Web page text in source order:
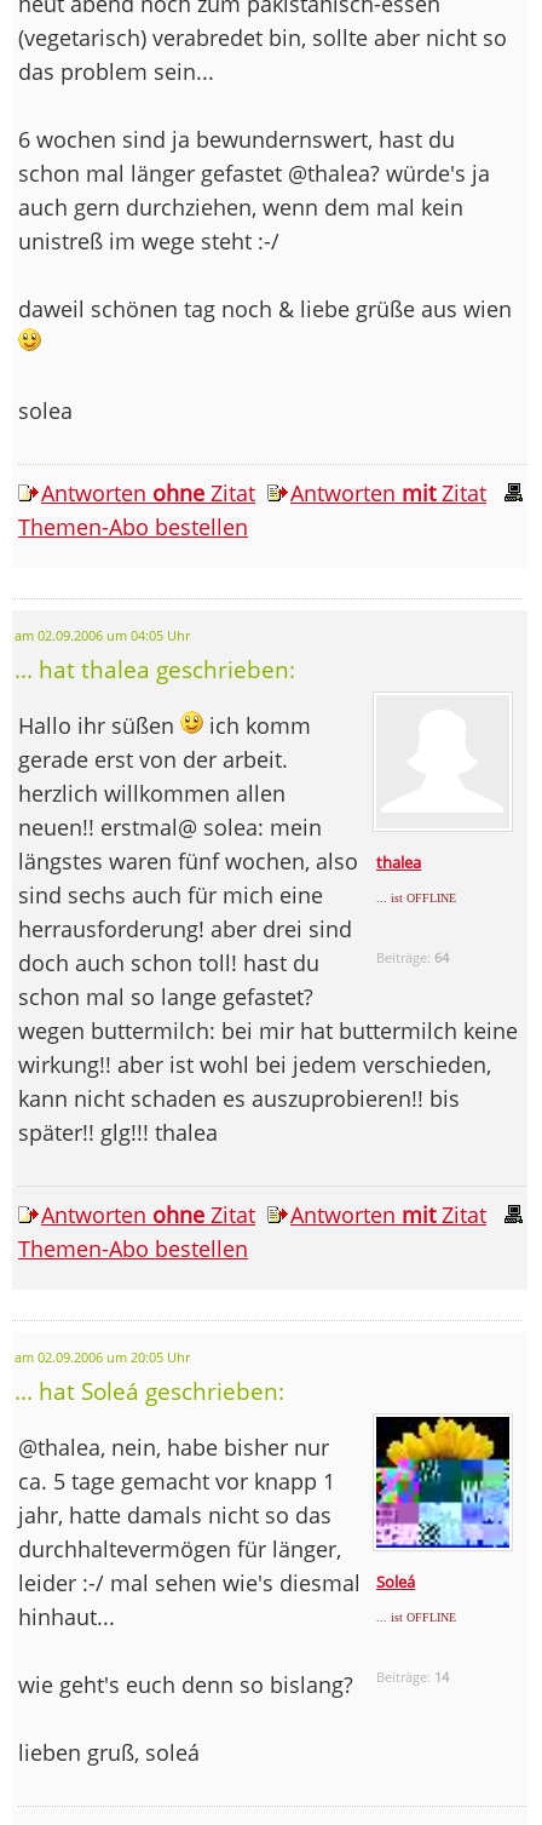
(vegetarisch) verabredet bin, sollte aber nicht so
das problem sein...
6 wochen sind ja bewundernswert, hast du
schon mal länger gefastet @thalea? würde's ja
auch gern durchziehen, wenn dem mal kein
unistreß im wege steht :-/
daweil schönen tag noch & liebe grüße aus wien
solea
Antworten ohne Zitat Antworten mitZitat
Themen-Abo bestellen
am 02.09.2006 um 04:05 Uhr
... hat thalea geschrieben:
thalea
... ist OFFLINE
Beiträge: 64
Hallo ihr süßen
ich komm
gerade erst von der arbeit.
herzlich willkommen allen
neuen!! erstmal@ solea: mein
längstes waren fünf wochen, also
sind sechs auch für mich eine
herrausforderung! aber drei sind
doch auch schon toll! hast du
schon mal so lange gefastet?
wegen buttermilch: bei mir hat buttermilch keine
wirkung!! aber ist wohl bei jedem verschieden,
kann nicht schaden es auszuprobieren!! bis
später!! glg!!! thalea
Antworten ohne Zitat Antworten mitZitat
Themen-Abo bestellen
am 02.09.2006 um 20:05 Uhr
... hat Soleá geschrieben:
Soleá
... ist OFFLINE
Beiträge: 14
@thalea, nein, habe bisher nur
ca. 5 tage gemacht vor knapp 1
jahr, hatte damals nicht so das
durchhaltevermögen für länger,
leider :-/ mal sehen wie's diesmal
hinhaut...
wie geht's euch denn so bislang?
lieben gruß, soleá